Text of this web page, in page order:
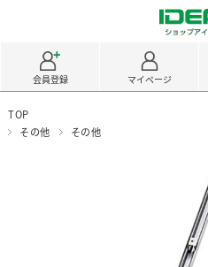
会員登録 マイページ
TOP
その他
その他